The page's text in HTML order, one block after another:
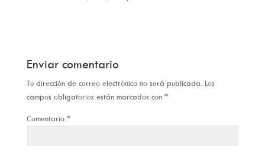
Enviar comentario
Tu dirección de correo electrónico no será publicada. Los
campos obligatorios están marcados con *
Comentario *